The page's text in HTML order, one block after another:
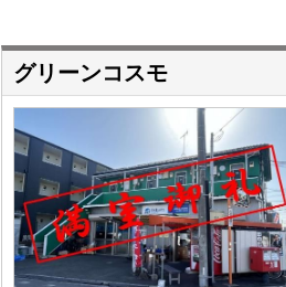
グリーンコスモ